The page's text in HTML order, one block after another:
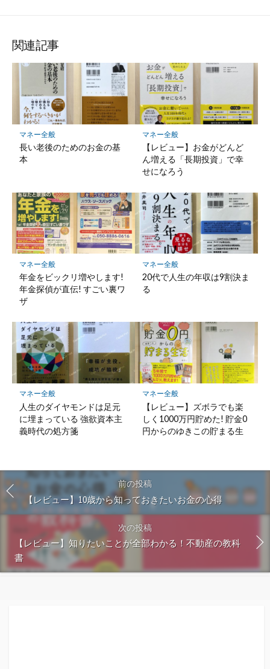
関連記事
マネー全般
長い老後のためのお金の基
本
マネー全般
【レビュー】お金がどんど
ん増える「長期投資」で幸
せになろう
マネー全般
年金をビックリ増やします!
年金探偵が直伝! すごい裏ワ
ザ
マネー全般
20代で人生の年収は9割決ま
る
マネー全般
人生のダイヤモンドは足元
に埋まっている 強欲資本主
義時代の処方箋
マネー全般
【レビュー】ズボラでも楽
しく1000万円貯めた! 貯金0
円からのゆきこの貯まる生
前の投稿
【レビュー】10歳から知っておきたいお金の心得
次の投稿
【レビュー】知りたいことが全部わかる！不動産の教科
書